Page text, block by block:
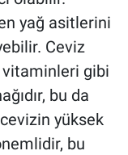
yağ asitlerini
Ceviz
vitaminleri gibi
bu da
yüksek
bu